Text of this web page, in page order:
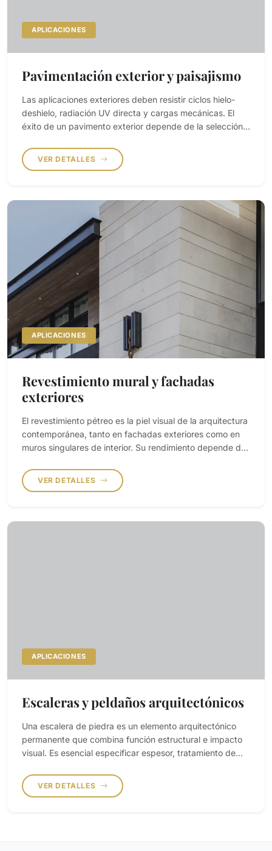
APLICACIONES
Pavimentación exterior y paisajismo
Las aplicaciones exteriores deben resistir ciclos hielo-
deshielo, radiación UV directa y cargas mecánicas. El
éxito de un pavimento exterior depende de la selección
espesor y de los cantos.
VER DETALLES
APLICACIONES
Revestimiento mural y fachadas
exteriores
El revestimiento pétreo es la piel visual de la arquitectura
contemporánea, tanto en fachadas exteriores como en
muros singulares de interior. Su rendimiento depende de
resistencia a viento y humedad y de la continuidad visual
entre paneles.
VER DETALLES
APLICACIONES
Escaleras y peldaños arquitectónicos
Una escalera de piedra es un elemento arquitectónico
permanente que combina función estructural e impacto
visual. Es esencial especificar espesor, tratamiento de
garantizar rendimiento y seguridad.
VER DETALLES